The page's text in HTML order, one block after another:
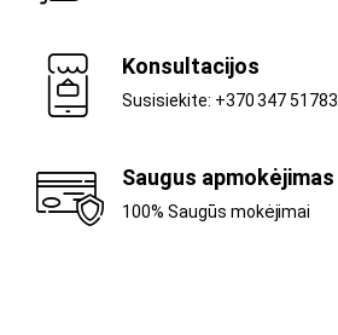
Konsultacijos
Susisiekite: +370 347 51783
Saugus apmokėjimas
100% Saugūs mokėjimai